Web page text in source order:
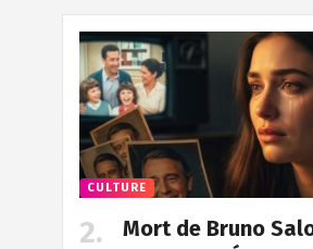
CULTURE
Mort de Bruno